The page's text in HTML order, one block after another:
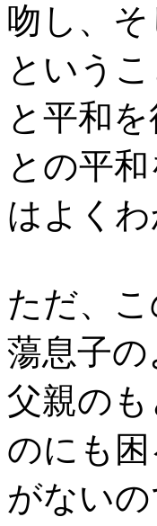
吻し、
という
と平和
との平
はよく
ただ、
蕩息子
父親の
のにも
がない